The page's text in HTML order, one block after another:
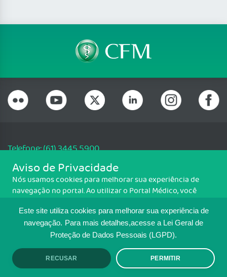
Este site utiliza cookies para melhorar sua experiência de
navegação. Para mais detalhes,acesse a Lei Geral de
Proteção de Dados Pessoais (LGPD).
RECUSAR PERMITIR
Telefone: (61) 3445 5900
Email: cfm@portalmedico.org.br
SGAS 616, Conjunto D, Lote 115, L2 Sul, Brasília/DF - CEP: 70200-760 -
CNPJ: 33.583.550/0001-30
MAPA DO SITE
TRANSPARÊNCIA E PRESTAÇÃO DE
CONTAS
Aviso de Privacidade
Nós usamos cookies para melhorar sua experiência de
navegação no portal. Ao utilizar o Portal Médico, você
Para ter mais informações sobre como isso é feito, acesse
Política de cookies. Se você concorda, clique em ACEITO.
ACEITO